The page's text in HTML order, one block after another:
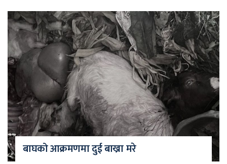
बाघको आक्रमणमा दुई बाख्रा मरे